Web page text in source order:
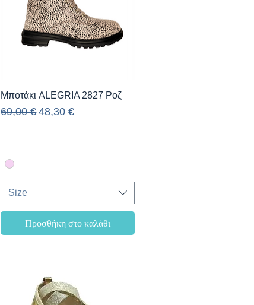
Γρήγορη προβολή
Μποτάκι ALEGRIA 2827 Ροζ
Κανονική τιμή
69,00 €Τιμή Έκπτωσης
48,30 €
Size
Προσθήκη στο καλάθι